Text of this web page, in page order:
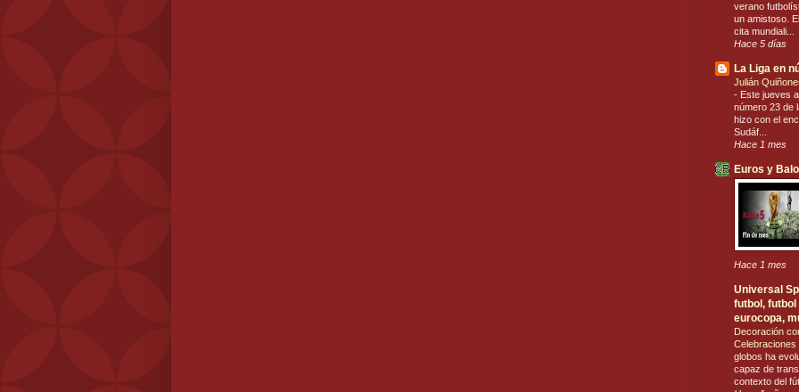
verano
un amistoso.
cita mundiali...
Hace 5 días
La Liga en
Julián
- Este jueves
número 23 de
hizo con el
Sudáf...
Hace 1 mes
Euros y
Hace 1 mes
Universal
futbol, futbol
eurocopa,
Decoración
globos ha
capaz de
contexto del